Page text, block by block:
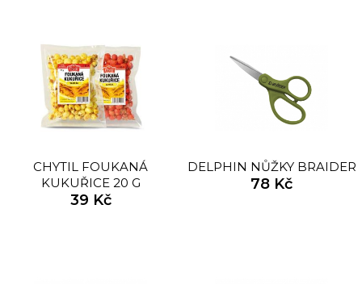
CHYTIL FOUKANÁ
KUKUŘICE 20 G
39 Kč
DELPHIN NŮŽKY BRAIDER
78 Kč